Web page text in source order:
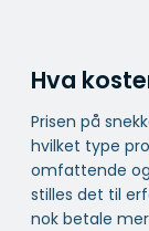
Hva
Prisen på
hvilket type
omfattende
stilles det til
nok betale